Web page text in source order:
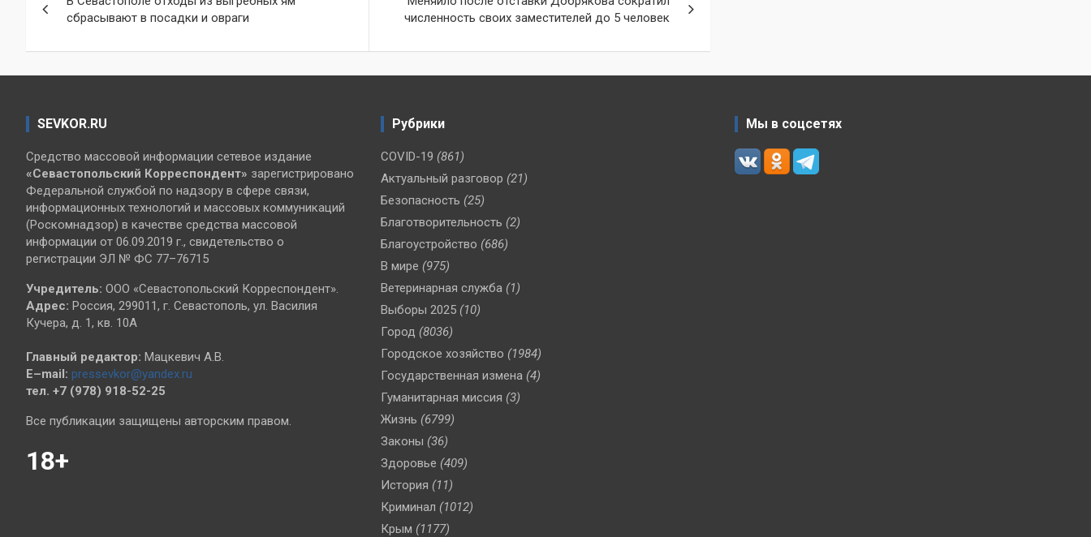
по
записям
сбрасывают в посадки и овраги
численность своих заместителей до 5 человек
SEVKOR.RU
Средство массовой информации сетевое издание
«Севастопольский Корреспондент» зарегистрировано
Федеральной службой по надзору в сфере связи,
информационных технологий и массовых коммуникаций
(Роскомнадзор) в качестве средства массовой
информации от 06.09.2019 г., свидетельство о
регистрации ЭЛ № ФС 77–76715
Учредитель: ООО «Севастопольский Корреспондент».
Адрес: Россия, 299011, г. Севастополь, ул. Василия
Кучера, д. 1, кв. 10А
Главный редактор: Мацкевич А.В.
E–mail: pressevkor@yandex.ru
тел. +7 (978) 918-52-25
Все публикации защищены авторским правом.
18+
Рубрики
COVID-19 (861)
Актуальный разговор (21)
Безопасность (25)
Благотворительность (2)
Благоустройство (686)
В мире (975)
Ветеринарная служба (1)
Выборы 2025 (10)
Город (8036)
Городское хозяйство (1984)
Государственная измена (4)
Гуманитарная миссия (3)
Жизнь (6799)
Законы (36)
Здоровье (409)
История (11)
Криминал (1012)
Крым (1177)
Мы в соцсетях